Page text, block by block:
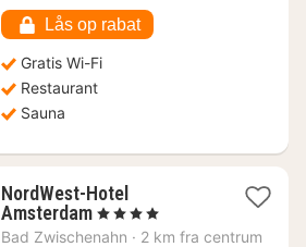
kr.
Lås op rabat
Gratis Wi-Fi
Restaurant
Sauna
NordWest-Hotel
Amsterdam1
nat
, 4 Stjerner
Bad Zwischenahn · 2 km fra centrum